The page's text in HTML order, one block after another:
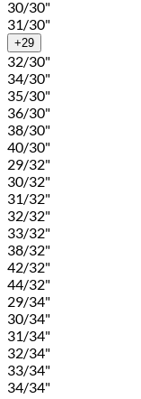
30/30"
31/30"
+29
32/30"
34/30"
35/30"
36/30"
38/30"
40/30"
29/32"
30/32"
31/32"
32/32"
33/32"
38/32"
42/32"
44/32"
29/34"
30/34"
31/34"
32/34"
33/34"
34/34"